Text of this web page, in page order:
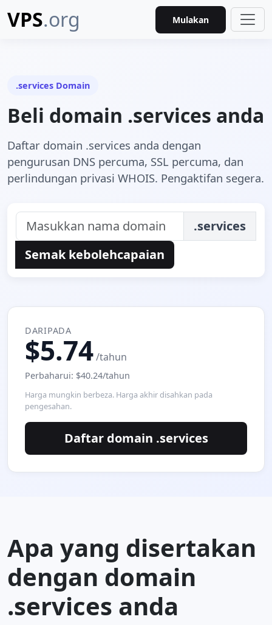
VPS.org Mulakan
.services Domain
Beli domain .services anda
Daftar domain .services anda dengan
pengurusan DNS percuma, SSL percuma, dan
perlindungan privasi WHOIS. Pengaktifan segera.
.services
Semak kebolehcapaian
DARIPADA
$5.74/tahun
Perbaharui: $40.24/tahun
Harga mungkin berbeza. Harga akhir disahkan pada
pengesahan.
Daftar domain .services
Apa yang disertakan
dengan domain
.services anda